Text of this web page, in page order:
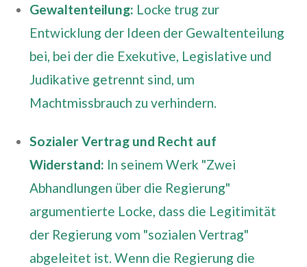
Gewaltenteilung: Locke trug zur
Entwicklung der Ideen der Gewaltenteilung
bei, bei der die Exekutive, Legislative und
Judikative getrennt sind, um
Machtmissbrauch zu verhindern.
Sozialer Vertrag und Recht auf
Widerstand: In seinem Werk "Zwei
Abhandlungen über die Regierung"
argumentierte Locke, dass die Legitimität
der Regierung vom "sozialen Vertrag"
abgeleitet ist. Wenn die Regierung die